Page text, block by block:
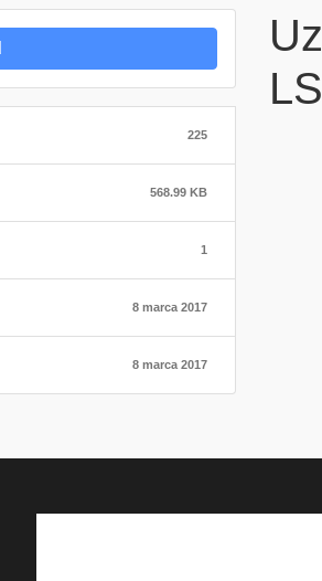
225
568.99 KB
1
8 marca 2017
8 marca 2017